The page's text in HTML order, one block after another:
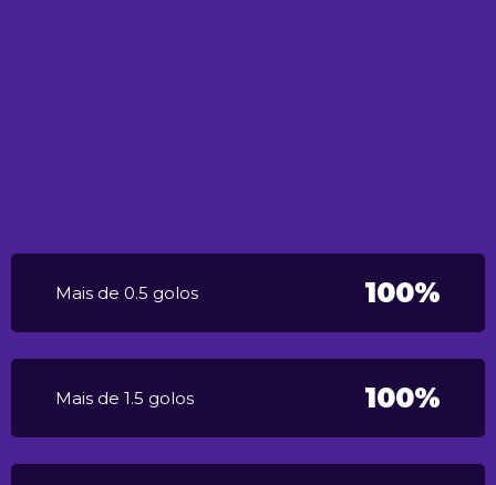
Mais de 0.5 golos 100%
Mais de 1.5 golos 100%